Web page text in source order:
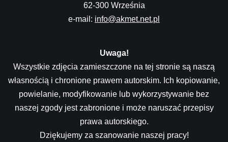
62-300 Września
e-mail: info@akmet.net.pl
Uwaga!
Wszystkie zdjęcia zamieszczone na tej stronie są naszą
własnością i chronione prawem autorskim. Ich kopiowanie,
powielanie, modyfikowanie lub wykorzystywanie bez
naszej zgody jest zabronione i może naruszać przepisy
prawa autorskiego.
Dziękujemy za szanowanie naszej pracy!